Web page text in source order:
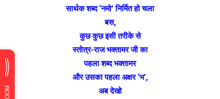
सार्थक शब्द ‘नमो’ निर्मित हो चला
बस,
कुछ कुछ इसी तरीके से
स्तोत्र-राज भक्तामर जी का
पहला शब्द भक्तामर
और उसका पहला अक्षर ‘भ’,
अब देखो